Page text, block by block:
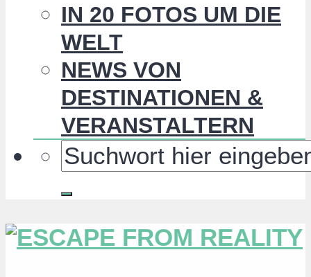
IN 20 FOTOS UM DIE
WELT
NEWS VON
DESTINATIONEN &
VERANSTALTERN